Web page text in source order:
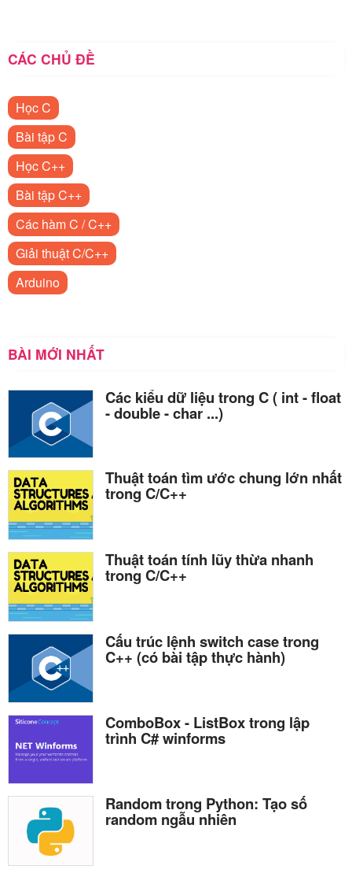
CÁC CHỦ ĐỀ
Học C
Bài tập C
Học C++
Bài tập C++
Các hàm C / C++
Giải thuật C/C++
Arduino
BÀI MỚI NHẤT
Các kiểu dữ liệu trong C ( int - float
- double - char ...)
Thuật toán tìm ước chung lớn nhất
trong C/C++
Thuật toán tính lũy thừa nhanh
trong C/C++
Cấu trúc lệnh switch case trong
C++ (có bài tập thực hành)
ComboBox - ListBox trong lập
trình C# winforms
Random trong Python: Tạo số
random ngẫu nhiên